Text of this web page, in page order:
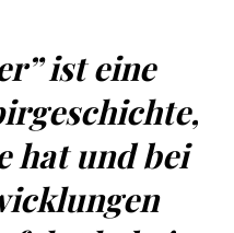
ist eine
hat und bei